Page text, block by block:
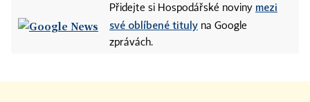
Přidejte si Hospodářské noviny mezi
své oblíbené tituly na Google
zprávách.